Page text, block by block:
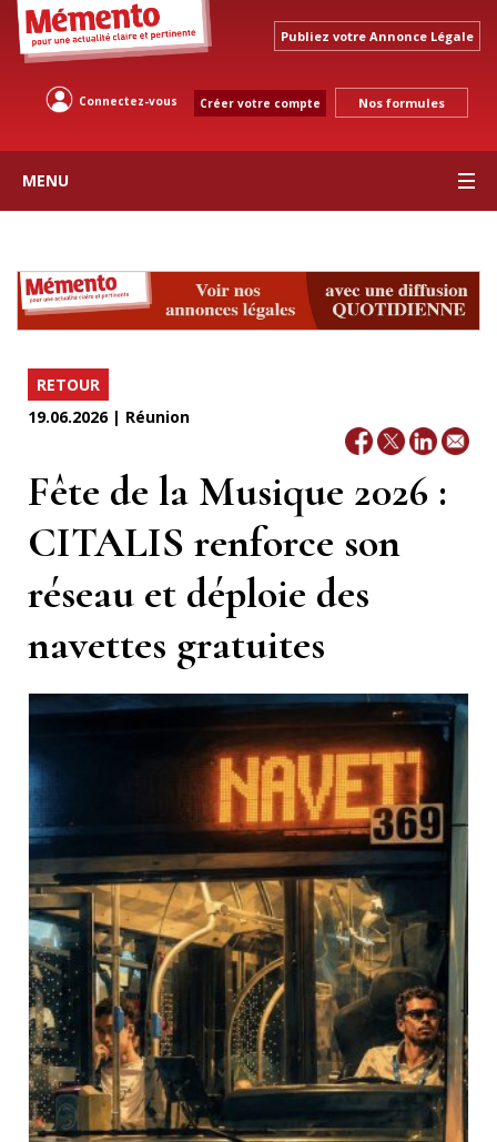
Publiez votre Annonce Légale
Connectez-vous Créer votre compte Nos formules
MENU
RETOUR
19.06.2026 | Réunion
Fête de la Musique 2026 :
CITALIS renforce son
réseau et déploie des
navettes gratuites